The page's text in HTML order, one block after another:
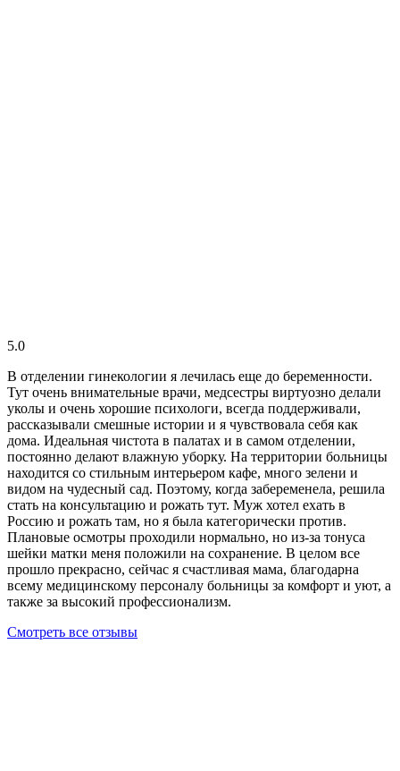
5.0
В отделении гинекологии я лечилась еще до беременности.
Тут очень внимательные врачи, медсестры виртуозно делали
уколы и очень хорошие психологи, всегда поддерживали,
рассказывали смешные истории и я чувствовала себя как
дома. Идеальная чистота в палатах и в самом отделении,
постоянно делают влажную уборку. На территории больницы
находится со стильным интерьером кафе, много зелени и
видом на чудесный сад. Поэтому, когда забеременела, решила
стать на консультацию и рожать тут. Муж хотел ехать в
Россию и рожать там, но я была категорически против.
Плановые осмотры проходили нормально, но из-за тонуса
шейки матки меня положили на сохранение. В целом все
прошло прекрасно, сейчас я счастливая мама, благодарна
всему медицинскому персоналу больницы за комфорт и уют, а
также за высокий профессионализм.
Смотреть все отзывы